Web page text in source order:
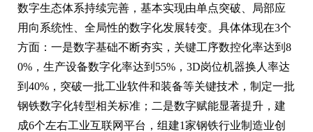
数字生态体系持续完善，基本实现由单点突破、局部应
用向系统性、全局性的数字化发展转变。具体体现在3个
方面：一是数字基础不断夯实，关键工序数控化率达到8
0%，生产设备数字化率达到55%，3D岗位机器换人率达
到40%，突破一批工业软件和装备等关键技术，制定一批
钢铁数字化转型相关标准；二是数字赋能显著提升，建
成6个左右工业互联网平台，组建1家钢铁行业制造业创